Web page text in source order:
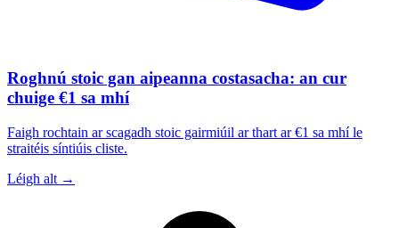
Roghnú stoic gan aipeanna costasacha: an cur
chuige €1 sa mhí
Faigh rochtain ar scagadh stoic gairmiúil ar thart ar €1 sa mhí le
straitéis síntiúis cliste.
Léigh alt →